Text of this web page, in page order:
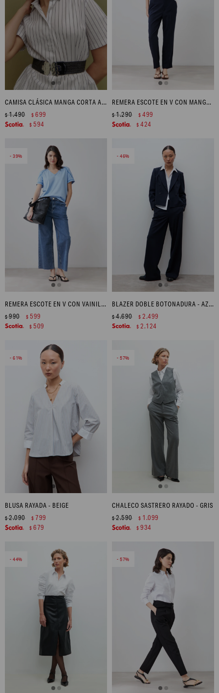
CAMISA CLÁSICA MANGA CORTA A RAYAS - AZUL MARINO
$1.490 $ 699
$ 594
REMERA ESCOTE EN V CON MANGAS BALLOON - BLANCO
$1.290 $ 499
$ 424
39
REMERA ESCOTE EN V CON VAINILLAS - CELESTE MELANGE
$990 $ 599
$ 509
46
BLAZER DOBLE BOTONADURA - AZUL MARINO
$4.690 $ 2.499
$ 2.124
61
BLUSA RAYADA - BEIGE
$2.090 $ 799
$ 679
57
CHALECO SASTRERO RAYADO - GRIS
$2.590 $ 1.099
$ 934
44 57